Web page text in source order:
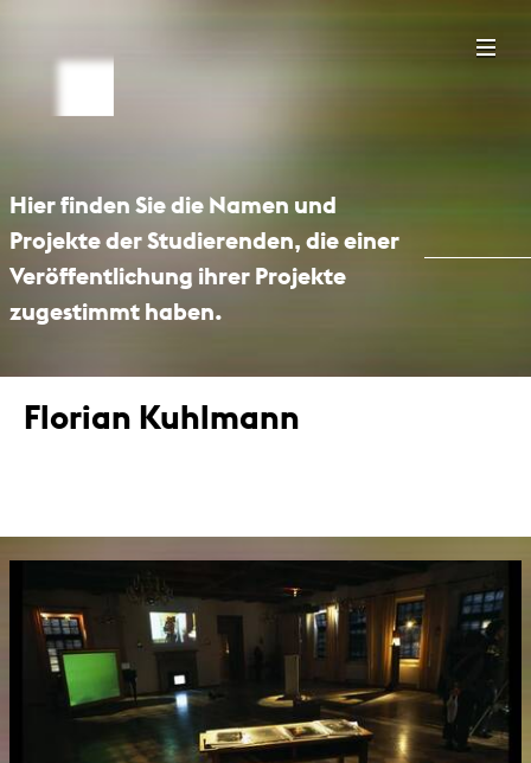
Hier finden Sie die Namen und
Projekte der Studierenden, die einer
Veröffentlichung ihrer Projekte
zugestimmt haben.
Florian Kuhlmann